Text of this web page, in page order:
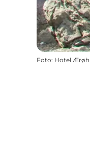
Foto: Hotel